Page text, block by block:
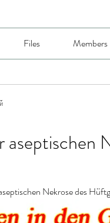
Files Members
aseptischen
Nekrose des